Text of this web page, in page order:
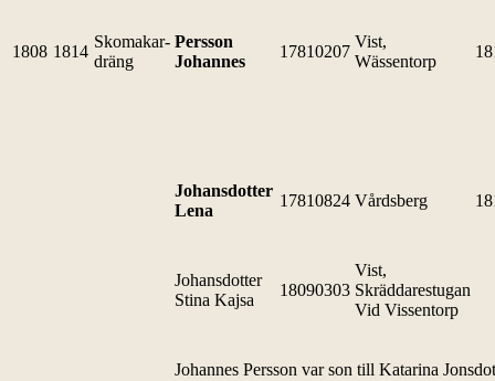
1808 1814
Skomakar-
dräng
Persson
Johannes
17810207
Vist,
Wässentorp
Johansdotter
Lena
17810824 Vårdsberg
Johansdotter
Stina Kajsa
18090303
Vist,
Skräddarestugan
Vid Vissentorp
Johannes Persson var son till Katarina